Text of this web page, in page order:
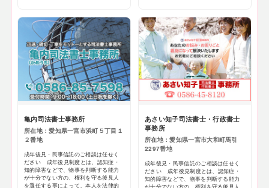
亀内司法書士事務所
所在地：愛知県一宮市浜町５丁目１
２番地
成年後見・民事信託のご相談は任せく
ださい 成年後見制度とは、認知症・
知的障害などで、物事を判断する能力
が十分でない方の、権利を守る後見人
を選任する事によって、本人を法律的
あさい知子司法書士・行政書士
事務所
所在地：愛知県一宮市大和町馬引
2297番地
成年後見・民事信託のご相談は任せく
ださい 成年後見制度とは、認知症・
知的障害などで、物事を判断する能力
が十分でない方の、権利を守る後見人